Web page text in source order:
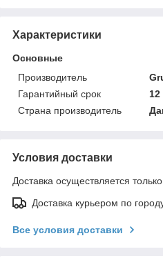
Характеристики
Основные
Производитель
Гарантийный срок
12
Страна производитель
Условия доставки
Доставка осуществляется
Доставка курьером по
Все условия доставки